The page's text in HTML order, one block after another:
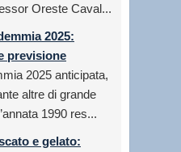
Oreste Caval...
2025:
previsione
2025 anticipata,
altre di grande
1990 res...
e gelato: